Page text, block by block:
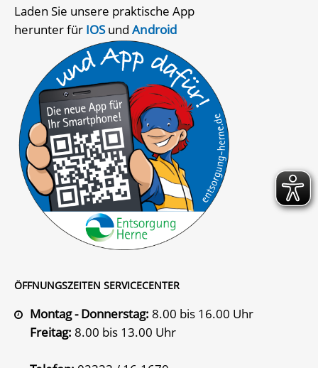
Laden Sie unsere praktische App
herunter für IOSundAndroid
ÖFFNUNGSZEITEN SERVICECENTER
Montag - Donnerstag: 8.00 bis 16.00 Uhr
Freitag: 8.00 bis 13.00 Uhr